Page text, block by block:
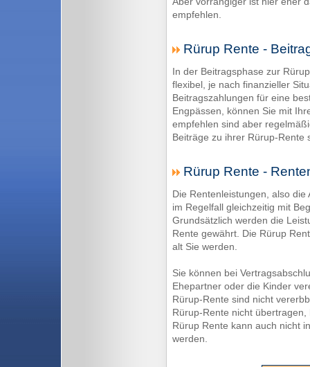
empfehlen.
Rürup Rente -
In der Beitragsphase zur
flexibel, je nach finanzieller
Beitragszahlungen für eine
Engpässen, können Sie mit
empfehlen sind aber
Beiträge zu ihrer Rürup-Rente
Rürup Rente -
Die Rentenleistungen, also
im Regelfall gleichzeitig mit
Grundsätzlich werden die
Rente gewährt. Die Rürup
alt Sie werden.
Sie können bei
Ehepartner oder die Kinder
Rürup-Rente sind nicht
Rürup-Rente nicht
Rürup Rente kann auch nicht
werden.